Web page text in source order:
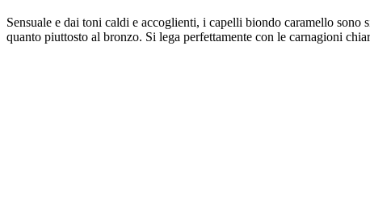
Sensuale e dai toni caldi e accoglienti, i capelli biondo caramello
quanto piuttosto al bronzo. Si lega perfettamente con le carnagioni